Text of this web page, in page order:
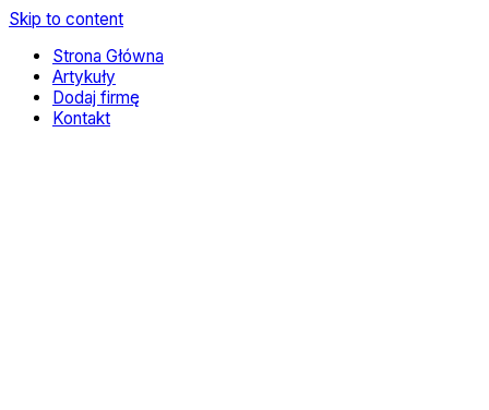
Skip to content
Strona Główna
Artykuły
Dodaj firmę
Kontakt